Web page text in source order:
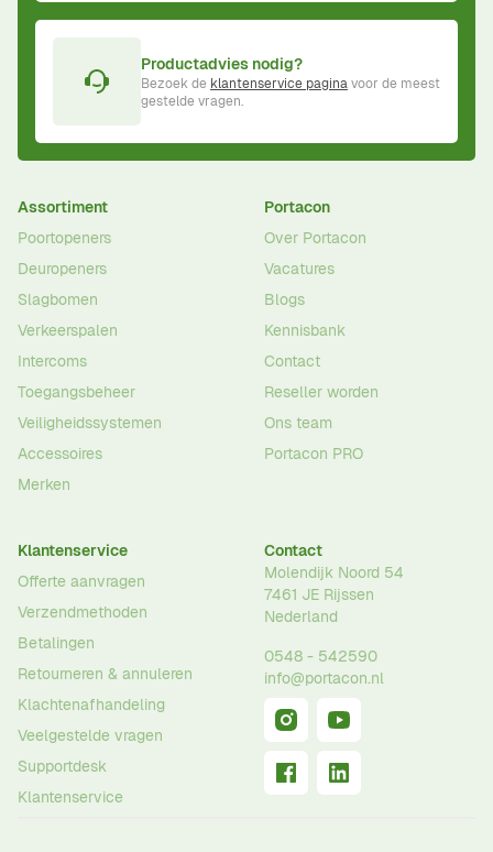
Productadvies nodig?
Bezoek de klantenservice paginavoor de meest
gestelde vragen.
Assortiment
Poortopeners
Deuropeners
Slagbomen
Verkeerspalen
Intercoms
Toegangsbeheer
Veiligheidssystemen
Accessoires
Merken
Portacon
Over Portacon
Vacatures
Blogs
Kennisbank
Contact
Reseller worden
Ons team
Portacon PRO
Klantenservice
Offerte aanvragen
Verzendmethoden
Betalingen
Retourneren & annuleren
Klachtenafhandeling
Veelgestelde vragen
Supportdesk
Klantenservice
Contact
Molendijk Noord 54
7461 JE Rijssen
Nederland
0548 - 542590
info@portacon.nl